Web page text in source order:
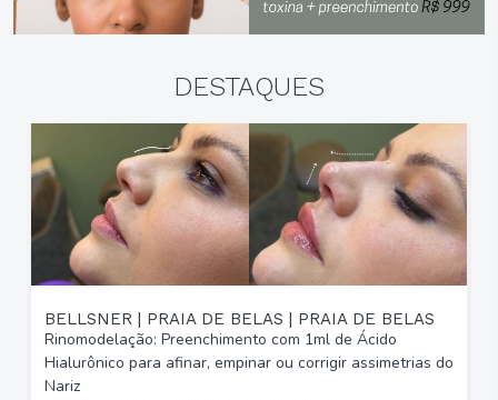
DESTAQUES
BELLSNER | PRAIA DE BELAS | PRAIA DE BELAS
Rinomodelação: Preenchimento com 1ml de Ácido
Hialurônico para afinar, empinar ou corrigir assimetrias do
Nariz